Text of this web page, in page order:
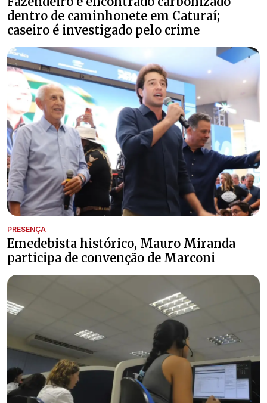
dentro de caminhonete em Caturaí;
caseiro é investigado pelo crime
PRESENÇA
Emedebista histórico, Mauro Miranda
participa de convenção de Marconi